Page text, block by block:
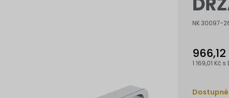
NK 30097-
1 169,01 Kč s